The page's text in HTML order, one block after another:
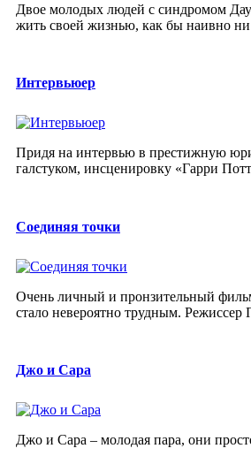
Двое молодых людей с синдромом
жить своей жизнью, как бы наивно
Интервьюер
Придя на интервью в престижную
галстуком, инсценировку «Гарри
Соединяя точки
Очень личный и пронзительный
стало невероятно трудным. Режиссер
Джо и Сара
Джо и Сара – молодая пара, они